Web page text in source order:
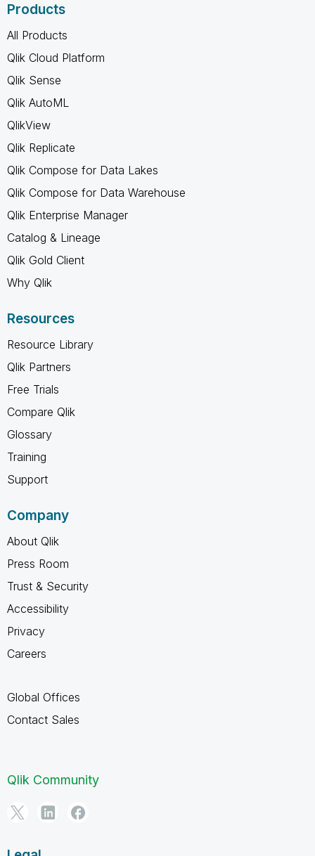
Products
All Products
Qlik Cloud Platform
Qlik Sense
Qlik AutoML
QlikView
Qlik Replicate
Qlik Compose for Data Lakes
Qlik Compose for Data Warehouse
Qlik Enterprise Manager
Catalog & Lineage
Qlik Gold Client
Why Qlik
Resources
Resource Library
Qlik Partners
Free Trials
Compare Qlik
Glossary
Training
Support
Company
About Qlik
Press Room
Trust & Security
Accessibility
Privacy
Careers
Global Offices
Contact Sales
Qlik Community